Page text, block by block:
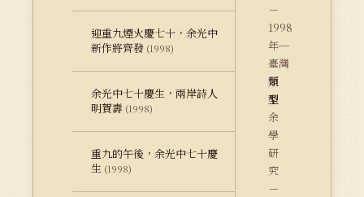
迎重九煙火慶七十，余光中
新作將齊發 (1998)
余光中七十慶生，兩岸詩人
明賀壽 (1998)
重九的午後，余光中七十慶
生 (1998)
－
1998
年─
臺灣
類
型
余
學
研
究
－